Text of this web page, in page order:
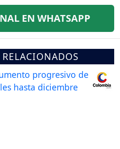
EN WHATSAPP